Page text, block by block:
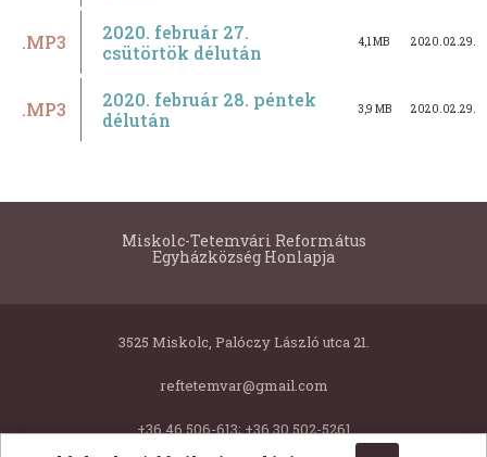
.MP3
2020. február 27.
csütörtök délután
4,1 MB 2020.02.29.
.MP3
2020. február 28. péntek
délután
3,9 MB 2020.02.29.
Miskolc-Tetemvári Református
Egyházközség Honlapja
3525 Miskolc, Palóczy László utca 21.
reftetemvar@gmail.com
+36 46 506-613; +36 30 502-5261